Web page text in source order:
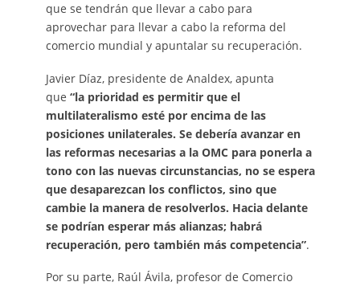
que se tendrán que llevar a cabo para
aprovechar para llevar a cabo la reforma del
comercio mundial y apuntalar su recuperación.
Javier Díaz, presidente de Analdex, apunta
que “la prioridad es permitir que el
multilateralismo esté por encima de las
posiciones unilaterales. Se debería avanzar en
las reformas necesarias a la OMC para ponerla a
tono con las nuevas circunstancias, no se espera
que desaparezcan los conflictos, sino que
cambie la manera de resolverlos. Hacia delante
se podrían esperar más alianzas; habrá
recuperación, pero también más competencia”.
Por su parte, Raúl Ávila, profesor de Comercio